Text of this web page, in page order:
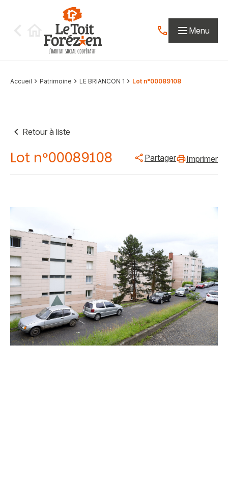
Contactez-nous
Menu
Accueil Patrimoine LE BRIANCON 1 Lot n°00089108
Retour à liste
Lot n°00089108 Partager Imprimer